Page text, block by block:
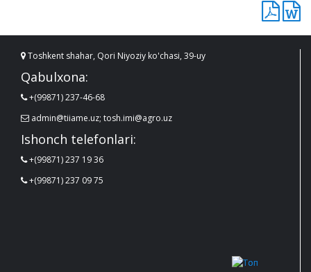
Toshkent shahar, Qori Niyoziy ko'chasi, 39-uy
Qabulxona:
+(99871) 237-46-68
admin@tiiame.uz; tosh.imi@agro.uz
Ishonch telefonlari:
+(99871) 237 19 36
+(99871) 237 09 75